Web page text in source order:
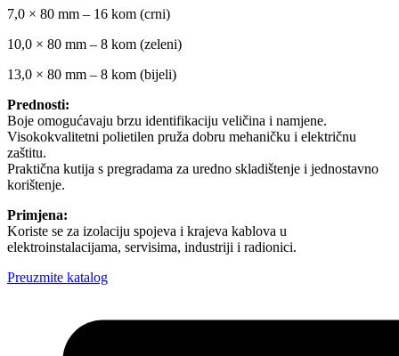
7,0 × 80 mm – 16 kom (crni)
10,0 × 80 mm – 8 kom (zeleni)
13,0 × 80 mm – 8 kom (bijeli)
Prednosti:
Boje omogućavaju brzu identifikaciju veličina i namjene.
Visokokvalitetni polietilen pruža dobru mehaničku i električnu
zaštitu.
Praktična kutija s pregradama za uredno skladištenje i jednostavno
korištenje.
Primjena:
Koriste se za izolaciju spojeva i krajeva kablova u
elektroinstalacijama, servisima, industriji i radionici.
Preuzmite katalog